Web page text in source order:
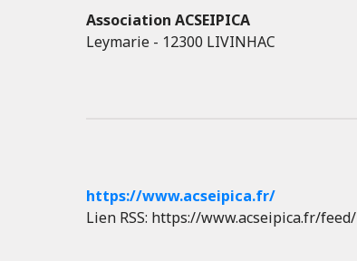
Association ACSEIPICA
Leymarie - 12300 LIVINHAC
https://www.acseipica.fr/
Lien RSS: https://www.acseipica.fr/feed/